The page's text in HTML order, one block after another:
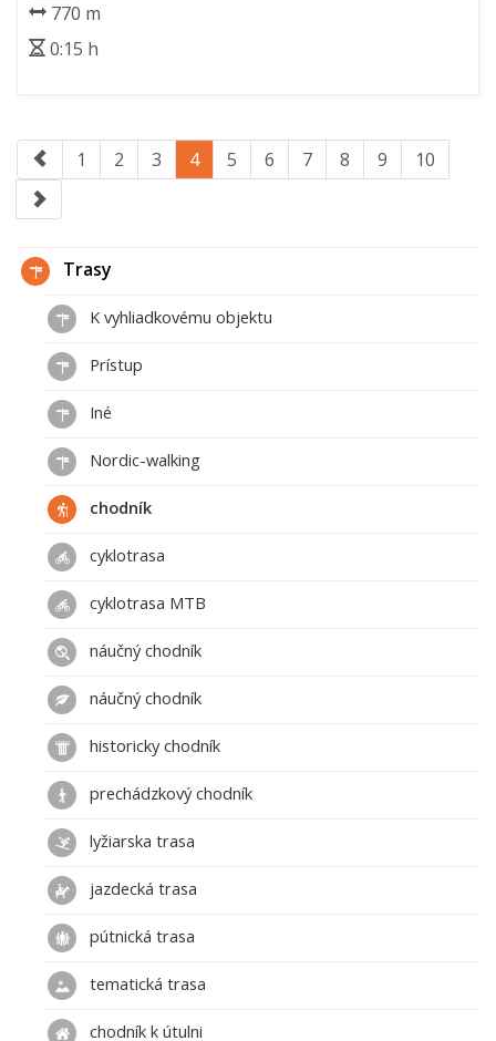
770 m
0:15 h
1 2 3 4 5 6 7 8 9 10
Trasy
K vyhliadkovému objektu
Prístup
Iné
Nordic-walking
chodník
cyklotrasa
cyklotrasa MTB
náučný chodník
náučný chodník
historicky chodník
prechádzkový chodník
lyžiarska trasa
jazdecká trasa
pútnická trasa
tematická trasa
chodník k útulni